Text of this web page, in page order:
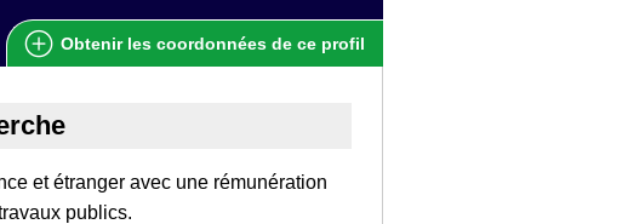
Obtenir les coordonnées de ce profil
et étranger avec une rémunération
publics.